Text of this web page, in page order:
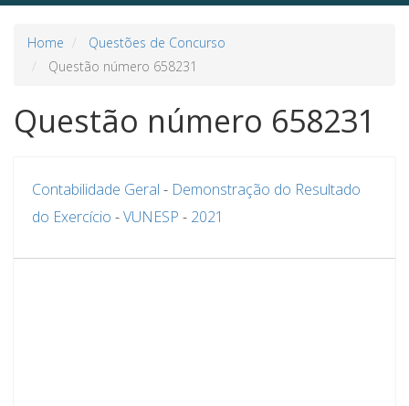
Home
Questões de Concurso
Questão número 658231
Questão número 658231
Contabilidade Geral - Demonstração do Resultado
do Exercício -VUNESP - 2021